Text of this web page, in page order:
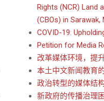
Rights (NCR) Land
(CBOs) in Sarawak,
COVID-19:
Petition for Media
改革媒体环境，提
本土中文新闻教育
政治转型的媒体结
新政府的传播治理